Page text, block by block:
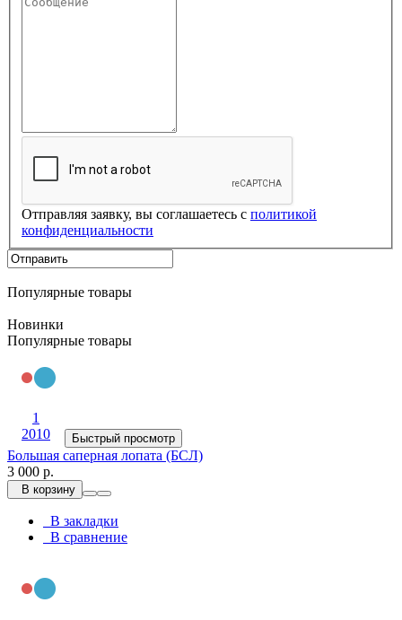
Отправляя заявку, вы соглашаетесь с политикой
конфиденциальности
Популярные товары
Новинки
Популярные товары
1
2010
Быстрый просмотр
Большая саперная лопата (БСЛ)
3 000 р.
В корзину
В закладки
В сравнение